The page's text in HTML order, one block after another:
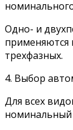
Одно- и
применяются
трехфазных.
4. Выбор
Для всех
номинальный